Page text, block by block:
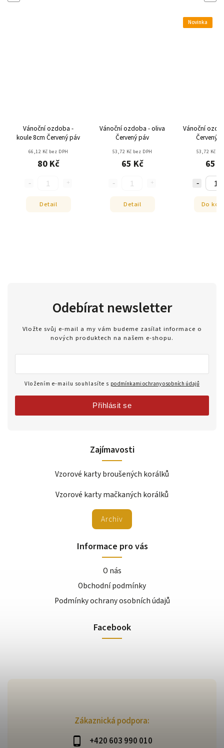
Vánoční ozdoba -
koule 8cm Červený páv
66,12 Kč bez DPH
80 Kč
Detail
Vánoční ozdoba - oliva
Červený páv
53,72 Kč bez DPH
65 Kč
Detail
Novinka
Vánoční
Červený
53,72 Kč
65
Do
Zákaznická podpora:
+420 603 990 010
Zajímavosti
Vzorové karty broušených korálků
Vzorové karty mačkaných korálků
Archiv
Odebírat newsletter
Vložte svůj e-mail a my vám budeme zasílat informace o
nových produktech na našem e-shopu.
Vložením e-mailu souhlasíte s podmínkami ochrany osobních údajů
Přihlásit se
Informace pro vás
O nás
Obchodní podmínky
Podmínky ochrany osobních údajů
Facebook